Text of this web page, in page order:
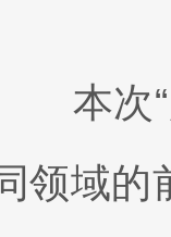
本次“
领域的